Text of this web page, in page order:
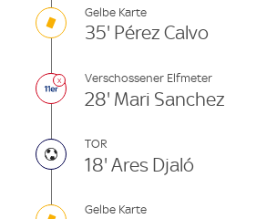
Gelbe Karte
35' Pérez Calvo
Verschossener Elfmeter
28' Mari Sanchez
TOR
18' Ares Djaló
Gelbe Karte